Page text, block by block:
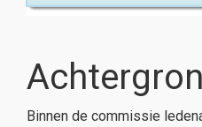
Binnen de commissie